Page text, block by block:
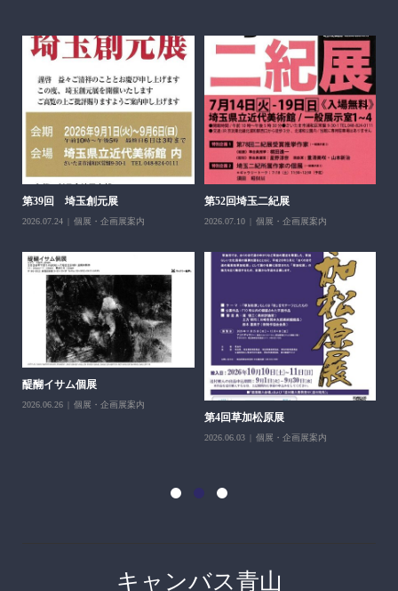
第39回 埼玉創元展
2026.07.24 個展・企画展案内
第52回埼玉二紀展
2026.07.10 個展・企画展案内
醍醐イサム個展
2026.06.26 個展・企画展案内
第4回草加松原展
2026.06.03 個展・企画展案内
キャンバス青山